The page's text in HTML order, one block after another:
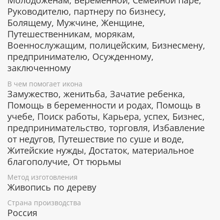
Спасает от плена и даже от смерти.
Помогает невинно осужденным, находящимся
в заключении.
Гарантия подлинности
К каждому живописному образу прикладывается
номерное свидетельство, в котором подробно
расписана вся информация об иконе:
Имя художника,
Материалы, из которых она изготовлена,
Гарантия соответствия канонам Православной
Церкви.
Подарочная упаковка
Каждая икона размещается в красивой деревянной
шкатулке из натурального дерева с откидной
Руководителю, партнеру по бизнесу,
Болящему, Мужчине, Женщине,
Путешественникам, морякам,
Военнослужащим, полицейским, Бизнесмену,
предпринимателю, Осужденному,
заключенному
В чем помогает икона
Замужество, женитьба, Зачатие ребенка,
Помощь в беременности и родах, Помощь в
учебе, Поиск работы, Карьера, успех, Бизнес,
предпринимательство, торговля, Избавление
от недугов, Путешествие по суше и воде,
Житейские нужды, Достаток, материальное
благополучие, От тюрьмы
Метод изготовления
Живопись по дереву
Страна производства
Россия